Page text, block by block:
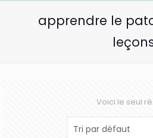
apprendre le
Voici le seul